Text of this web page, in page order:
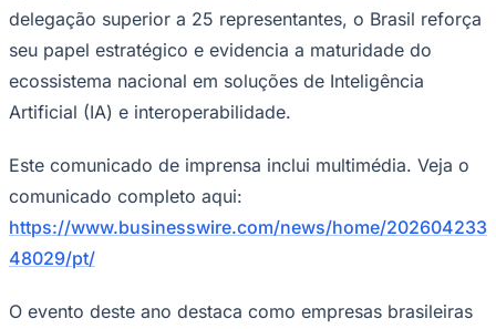
Anuncie no Portal
Divulgar VagasNovo
Publicidade Legal
Negócios Regionais
Segurança Regional
Hospitais Estaduais
Parques & Represas
Cidades da Região
Santana de Parnaíba
do Bom Jesus
Para Sua Empresa
delegação superior a 25 representantes, o Brasil reforça
seu papel estratégico e evidencia a maturidade do
ecossistema nacional em soluções de Inteligência
Artificial (IA) e interoperabilidade.
Este comunicado de imprensa inclui multimédia. Veja o
comunicado completo aqui:
https://www.businesswire.com/news/home/202604233
48029/pt/
O evento deste ano destaca como empresas brasileiras